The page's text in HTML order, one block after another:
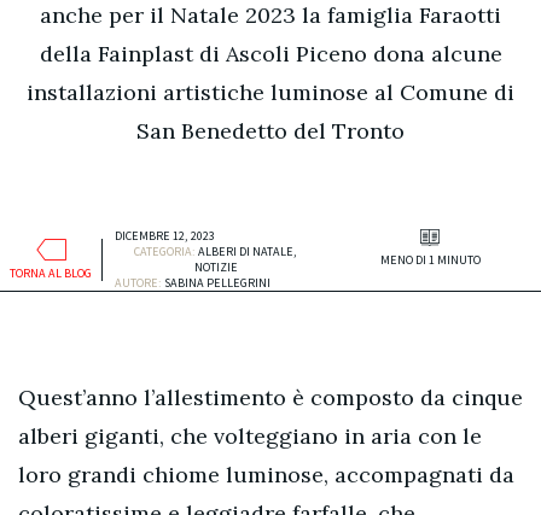
anche per il Natale 2023 la famiglia Faraotti
della Fainplast di Ascoli Piceno dona alcune
installazioni artistiche luminose al Comune di
San Benedetto del Tronto
TORNA AL BLOG
DICEMBRE 12, 2023
CATEGORIA: ALBERI DI NATALE,
NOTIZIE
AUTORE: SABINA PELLEGRINI
MENO DI 1 MINUTO
Quest’anno l’allestimento è composto da cinque
alberi giganti, che volteggiano in aria con le
loro grandi chiome luminose, accompagnati da